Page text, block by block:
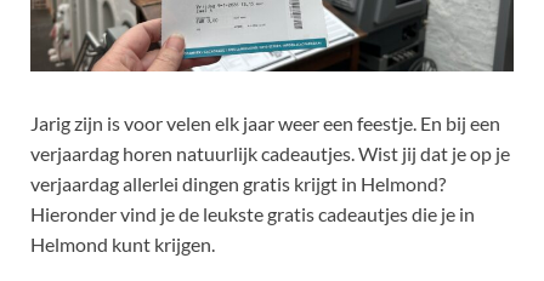
Jarig zijn is voor velen elk jaar weer een feestje. En bij een
verjaardag horen natuurlijk cadeautjes. Wist jij dat je op je
verjaardag allerlei dingen gratis krijgt in Helmond?
Hieronder vind je de leukste gratis cadeautjes die je in
Helmond kunt krijgen.